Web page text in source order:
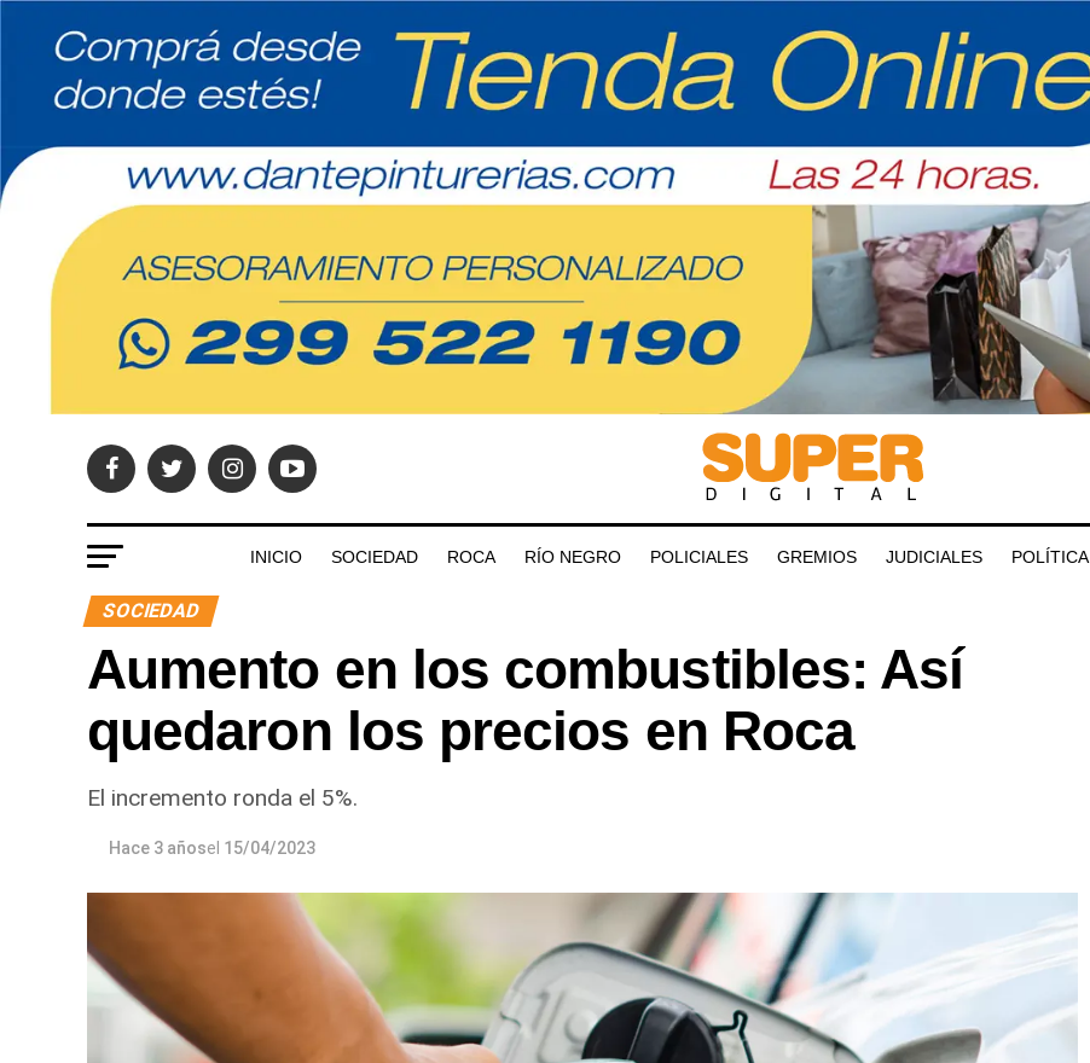
INICIO SOCIEDAD ROCA RÍO NEGRO POLICIALES GREMIOS JUDICIALES POLÍTICA
SOCIEDAD
Aumento en los combustibles: Así
quedaron los precios en Roca
El incremento ronda el 5%.
Hace 3 añosel 15/04/2023